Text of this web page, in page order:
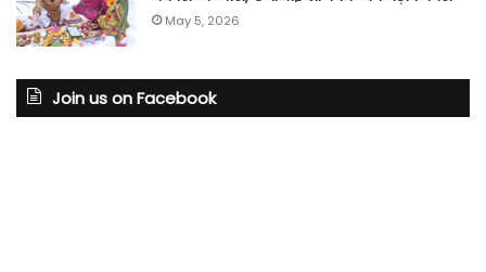
May 5, 2026
Join us on Facebook